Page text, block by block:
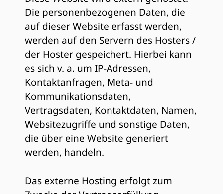
Die personenbezogenen Daten, die
auf dieser Website erfasst werden,
werden auf den Servern des Hosters /
der Hoster gespeichert. Hierbei kann
es sich v. a. um IP-Adressen,
Kontaktanfragen, Meta- und
Kommunikationsdaten,
Vertragsdaten, Kontaktdaten, Namen,
Websitezugriffe und sonstige Daten,
die über eine Website generiert
werden, handeln.
Das externe Hosting erfolgt zum